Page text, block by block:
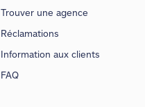
Trouver une agence
Réclamations
Information aux clients
FAQ